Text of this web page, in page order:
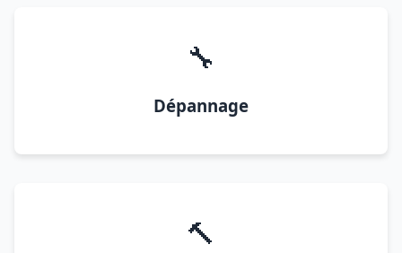
🔧
Dépannage
🔨